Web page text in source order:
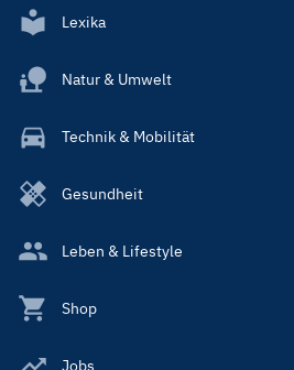
Lexika
Natur & Umwelt
Technik & Mobilität
Gesundheit
Leben & Lifestyle
Shop
Jobs